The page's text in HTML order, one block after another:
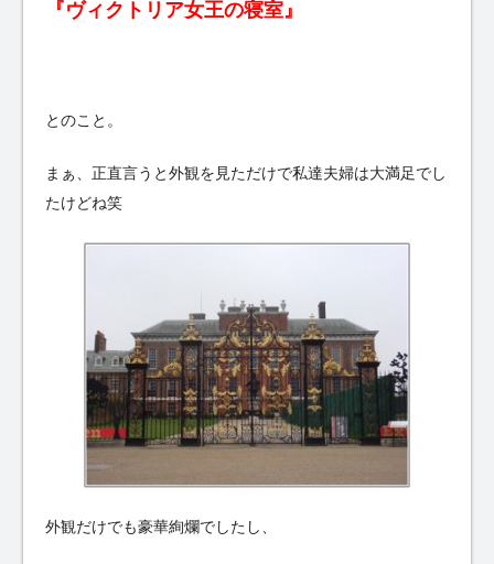
『ヴィクトリア女王の寝室』
とのこと。
まぁ、正直言うと外観を見ただけで私達夫婦は大満足でし
たけどね笑
外観だけでも豪華絢爛でしたし、